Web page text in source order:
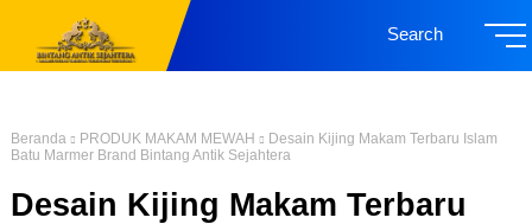
Search
Beranda PRODUK MAKAM MEWAH
Desain Kijing Makam Terbaru Islam
Batu Marmer Brand Bintang Antik Sejahtera
Desain Kijing Makam Terbaru